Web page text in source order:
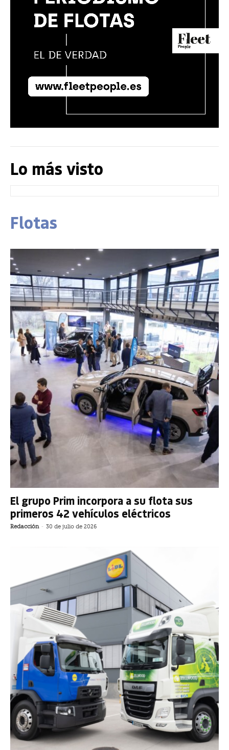
Lo más visto
Flotas
El grupo Prim incorpora a su flota sus
primeros 42 vehículos eléctricos
Redacción - 30 de julio de 2026